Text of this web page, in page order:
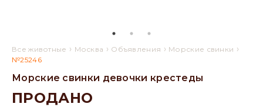
Все животные › Москва › Объявления › Морские свинки ›
№25246
Морские свинки девочки крестеды
ПРОДАНО